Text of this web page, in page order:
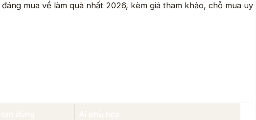
đáng mua về làm quà nhất 2026, kèm giá tham khảo, chỗ mua uy